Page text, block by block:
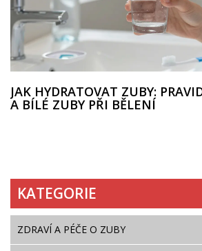
JAK HYDRATOVAT ZUBY:
A BÍLÉ ZUBY PŘI BĚLENÍ
KATEGORIE
ZDRAVÍ A PÉČE O ZUBY